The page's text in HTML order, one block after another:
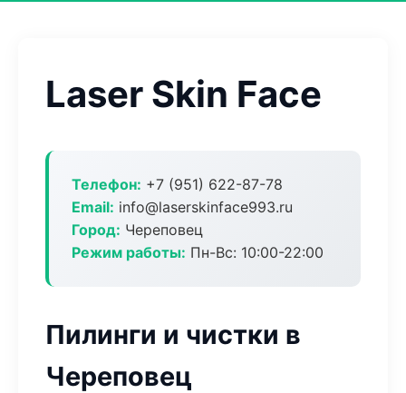
Laser Skin Face
Телефон: +7 (951) 622-87-78
Email: info@laserskinface993.ru
Город: Череповец
Режим работы: Пн-Вс: 10:00-22:00
Пилинги и чистки в
Череповец